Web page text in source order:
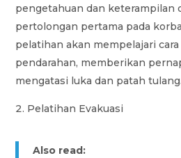
pengetahuan dan keterampilan
pertolongan pertama pada
pelatihan akan mempelajari
pendarahan, memberikan
mengatasi luka dan patah tulang.
Pelatihan Evakuasi
Also read: